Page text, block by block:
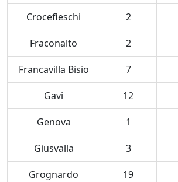
Crocefieschi 2
Fraconalto 2
Francavilla Bisio 7
Gavi 12
Genova 1
Giusvalla 3
Grognardo 19